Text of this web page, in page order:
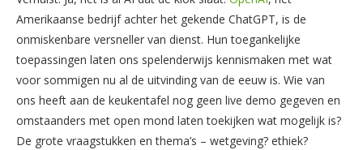
Amerikaanse bedrijf achter het gekende ChatGPT, is de
onmiskenbare versneller van dienst. Hun toegankelijke
toepassingen laten ons spelenderwijs kennismaken met wat
voor sommigen nu al de uitvinding van de eeuw is. Wie van
ons heeft aan de keukentafel nog geen live demo gegeven en
omstaanders met open mond laten toekijken wat mogelijk is?
De grote vraagstukken en thema’s – wetgeving? ethiek?